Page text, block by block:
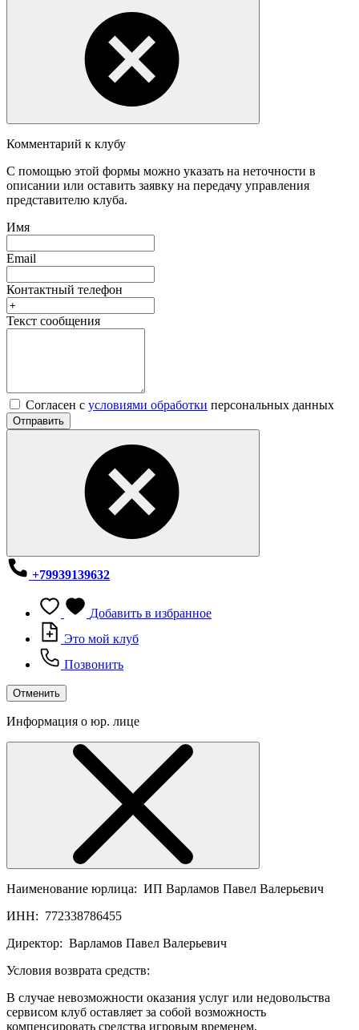
Комментарий к клубу
С помощью этой формы можно указать на неточности в
описании или оставить заявку на передачу управления
представителю клуба.
Имя
Email
Контактный телефон
Текст сообщения
Согласен с условиями обработки персональных данных
Отправить
+79939139632
Добавить в избранное
Это мой клуб
Позвонить
Отменить
Информация о юр. лице
Наименование юрлица: ИП Варламов Павел Валерьевич
ИНН: 772338786455
Директор: Варламов Павел Валерьевич
Условия возврата средств:
В случае невозможности оказания услуг или недовольства
сервисом клуб оставляет за собой возможность
компенсировать средства игровым временем.